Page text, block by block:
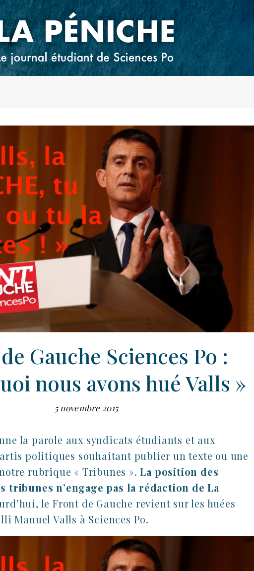
Gauche Sciences Po :
nous avons hué Valls »
5 novembre 2015
la parole aux syndicats étudiants et aux
politiques souhaitant publier un texte ou une
rubrique « Tribunes ».La position des
tribunes n’engage pas la rédaction de La
le Front de Gauche revient sur les huées
Manuel Valls à Sciences Po.